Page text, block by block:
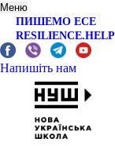
Меню
ПИШЕМО ЕСЕ
RESILIENCE.HELP
Напишіть нам